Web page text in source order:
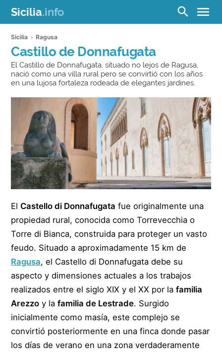
Sicilia.info search menu
Sicilia Ragusa
Castillo de Donnafugata
El Castillo de Donnafugata, situado no lejos de Ragusa,
nació como una villa rural pero se convirtió con los años
en una lujosa fortaleza rodeada de elegantes jardines.
El Castello di Donnafugata fue originalmente una
propiedad rural, conocida como Torrevecchia o
Torre di Bianca, construida para proteger un vasto
feudo. Situado a aproximadamente 15 km de
Ragusa, el Castello di Donnafugata debe su
aspecto y dimensiones actuales a los trabajos
realizados entre el siglo XIX y el XX por lafamilia
Arezzo y lafamilia de Lestrade. Surgido
inicialmente como masía, este complejo se
convirtió posteriormente en una finca donde pasar
los días de verano en una zona verdaderamente